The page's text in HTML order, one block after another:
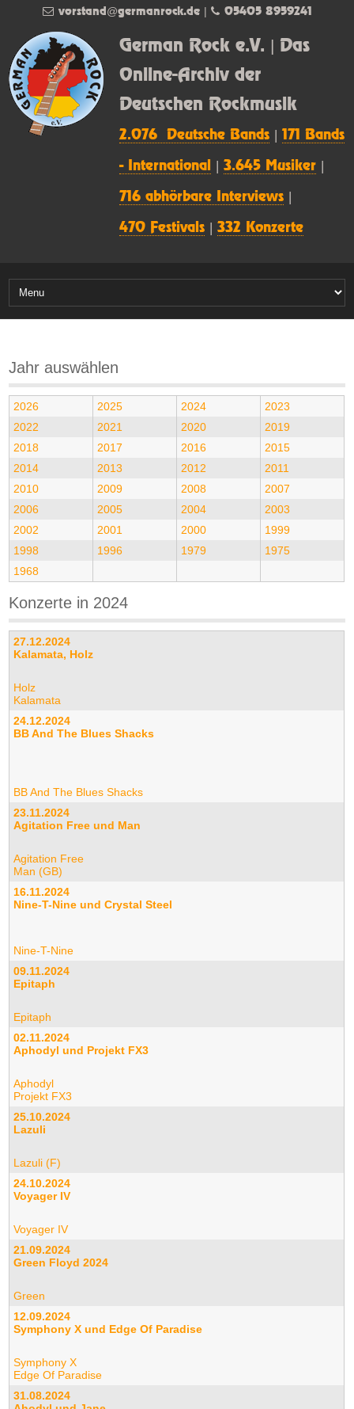
German Rock e.V. | Das
Online-Archiv der
Deutschen Rockmusik
2.076 Deutsche Bands |171 Bands
- International |3.645 Musiker
716 abhörbare Interviews
470 Festivals |332 Konzerte
vorstand@germanrock.de| 05405 8959241
Jahr auswählen
2026 2025 2024
2023
2022
2021 2020
2019
2018
2017 2016
2015
2014
2013 2012
2011
2010
2009 2008
2007
2006
2005 2004
2003
2002
2001 2000
1999
1998
1996 1979
1975
1968
Konzerte in 2024
27.12.2024
Kalamata, Holz
Holz
Kalamata
24.12.2024
BB And The Blues Shacks
BB And The Blues Shacks
23.11.2024
Agitation Free und Man
Agitation Free
Man (GB)
16.11.2024
Nine-T-Nine und Crystal Steel
Nine-T-Nine
09.11.2024
Epitaph
Epitaph
02.11.2024
Aphodyl und Projekt FX3
Aphodyl
Projekt FX3
25.10.2024
Lazuli
Lazuli (F)
24.10.2024
Voyager IV
Voyager IV
21.09.2024
Green Floyd 2024
Green
12.09.2024
Symphony X und Edge Of Paradise
Symphony X
Edge Of Paradise
31.08.2024